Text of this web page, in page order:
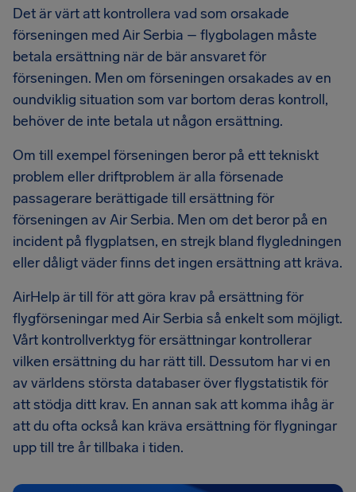
Det är värt att kontrollera vad som orsakade
förseningen med Air Serbia – flygbolagen måste
betala ersättning när de bär ansvaret för
förseningen. Men om förseningen orsakades av en
oundviklig situation som var bortom deras kontroll,
behöver de inte betala ut någon ersättning.
Om till exempel förseningen beror på ett tekniskt
problem eller driftproblem är alla försenade
passagerare berättigade till ersättning för
förseningen av Air Serbia. Men om det beror på en
incident på flygplatsen, en strejk bland flygledningen
eller dåligt väder finns det ingen ersättning att kräva.
AirHelp är till för att göra krav på ersättning för
flygförseningar med Air Serbia så enkelt som möjligt.
Vårt kontrollverktyg för ersättningar kontrollerar
vilken ersättning du har rätt till. Dessutom har vi en
av världens största databaser över flygstatistik för
att stödja ditt krav. En annan sak att komma ihåg är
att du ofta också kan kräva ersättning för flygningar
upp till tre år tillbaka i tiden.